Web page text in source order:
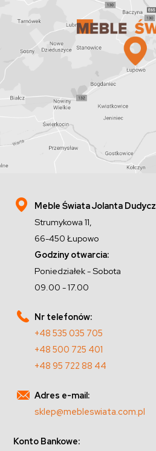
Meble Świata Jolanta Dudycz
Strumykowa 11,
66-450 Łupowo
Godziny otwarcia:
Poniedziałek - Sobota
09.00 - 17.00
Nr telefonów:
+48 535 035 705
+48 500 725 401
+48 95 722 88 44
Adres e-mail:
sklep@mebleswiata.com.pl
Konto Bankowe: